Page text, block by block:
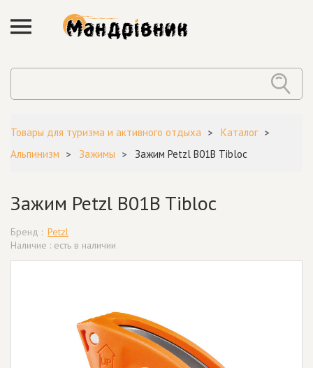
Товары для туризма и активного отдыха
Каталог
Альпинизм
Зажимы Зажим Petzl B01B Tibloc
Зажим Petzl B01B Tibloc
Бренд : Petzl
Наличие : есть в наличии